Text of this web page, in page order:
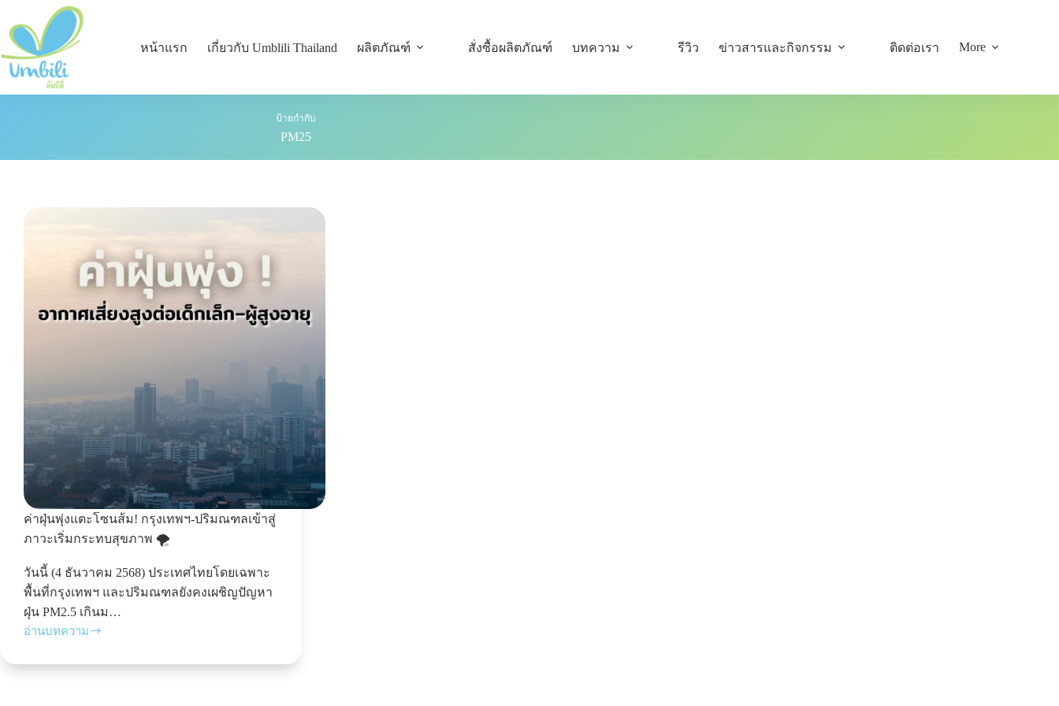
หน้าแรก เกี่ยวกับ Umblili Thailand ผลิตภัณฑ์ สั่งซื้อผลิตภัณฑ์ บทความ รีวิว ข่าวสารและกิจกรรม ติดต่อเรา More
ป้ายกำกับ
PM25
ค่าฝุ่นพุ่งแตะโซนส้ม! กรุงเทพฯ-ปริมณฑลเข้าสู่
ภาวะเริ่มกระทบสุขภาพ 🌪️
วันนี้ (4 ธันวาคม 2568) ประเทศไทยโดยเฉพาะ
พื้นที่กรุงเทพฯ และปริมณฑลยังคงเผชิญปัญหา
ฝุ่น PM2.5 เกินม…
อ่านบทความ